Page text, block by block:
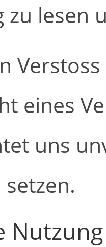
zu lesen
eines
uns
Nutzung